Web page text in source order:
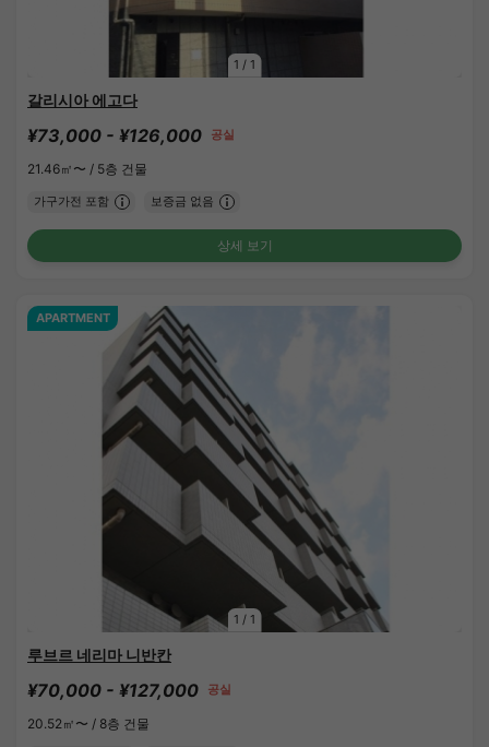
1 / 1
갈리시아 에고다
¥73,000 - ¥126,000 공실
21.46㎡〜 / 5층 건물
가구가전 포함 보증금 없음
상세 보기
1 / 1
APARTMENT
루브르 네리마 니반칸
¥70,000 - ¥127,000 공실
20.52㎡〜 / 8층 건물